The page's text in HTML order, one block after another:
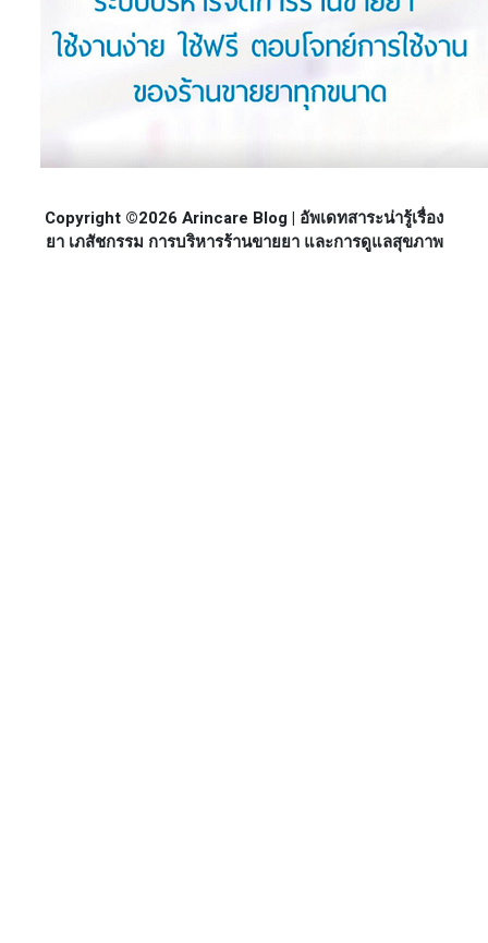
Copyright ©2026 Arincare Blog | อัพเดทสาระน่ารู้เรื่อง
ยา เภสัชกรรม การบริหารร้านขายยา และการดูแลสุขภาพ